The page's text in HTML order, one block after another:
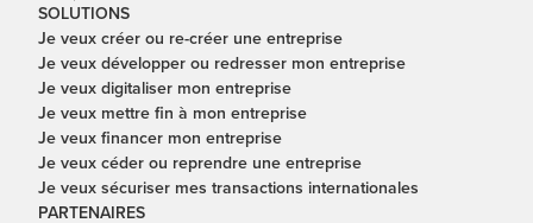
SOLUTIONS
Je veux créer ou re-créer une entreprise
Je veux développer ou redresser mon entreprise
Je veux digitaliser mon entreprise
Je veux mettre fin à mon entreprise
Je veux financer mon entreprise
Je veux céder ou reprendre une entreprise
Je veux sécuriser mes transactions internationales
PARTENAIRES